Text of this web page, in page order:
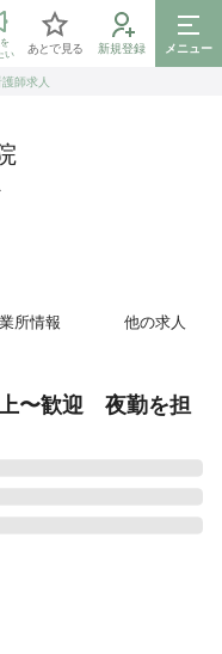
い
あとで見る 新規登録
メニュー
師求人
所情報 他の求人
〜歓迎　夜勤を担
ます。
業はほとんどありませ